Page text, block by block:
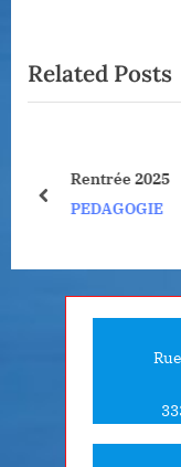
l’article
v
i
s
Related Posts
Rentrée 2025
PEDAGOGIE
prev